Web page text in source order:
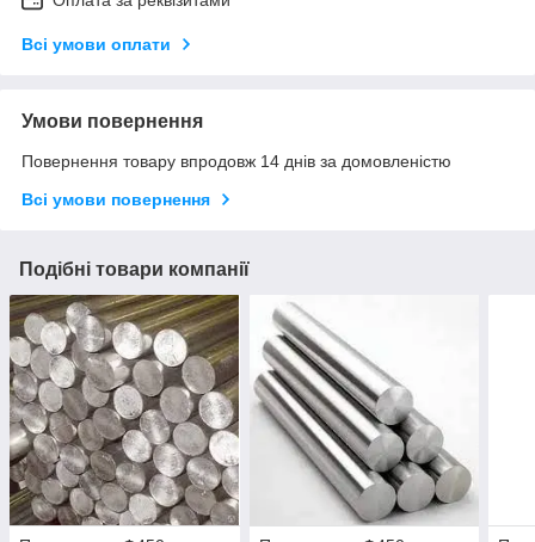
Всі умови оплати
Умови повернення
Повернення товару впродовж 14 днів за домовленістю
Всі умови повернення
Подібні товари компанії